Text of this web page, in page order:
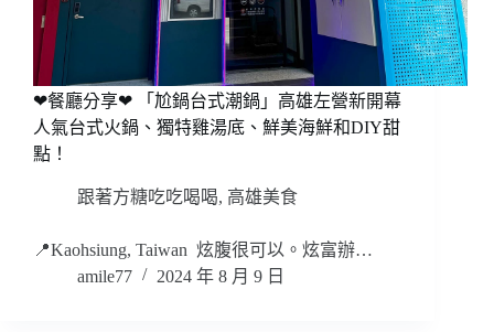
❤餐廳分享❤ 「尬鍋台式潮鍋」高雄左營新開幕
人氣台式火鍋、獨特雞湯底、鮮美海鮮和DIY甜
點！
跟著方糖吃吃喝喝, 高雄美食
📍Kaohsiung, Taiwan 炫腹很可以。炫富辦…
amile77
2024 年 8 月 9 日